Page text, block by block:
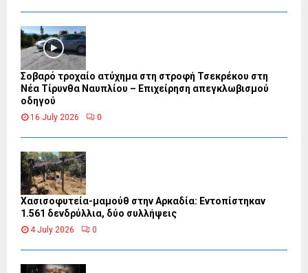
Σοβαρό τροχαίο ατύχημα στη στροφή Τσεκρέκου στη
Νέα Τίρυνθα Ναυπλίου – Επιχείρηση απεγκλωβισμού
οδηγού
16 July 2026 0
Χασισοφυτεία-μαμούθ στην Αρκαδία: Εντοπίστηκαν
1.561 δενδρύλλια, δύο συλλήψεις
4 July 2026 0